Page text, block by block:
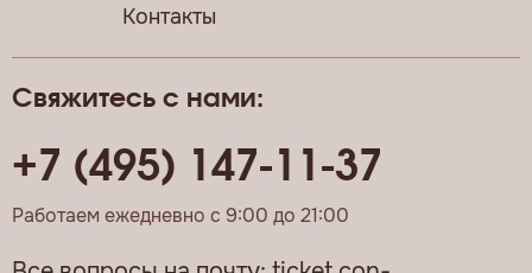
Свяжитесь с нами:
+7 (495) 147-11-37
Работаем ежедневно с 9:00 до 21:00
Контакты